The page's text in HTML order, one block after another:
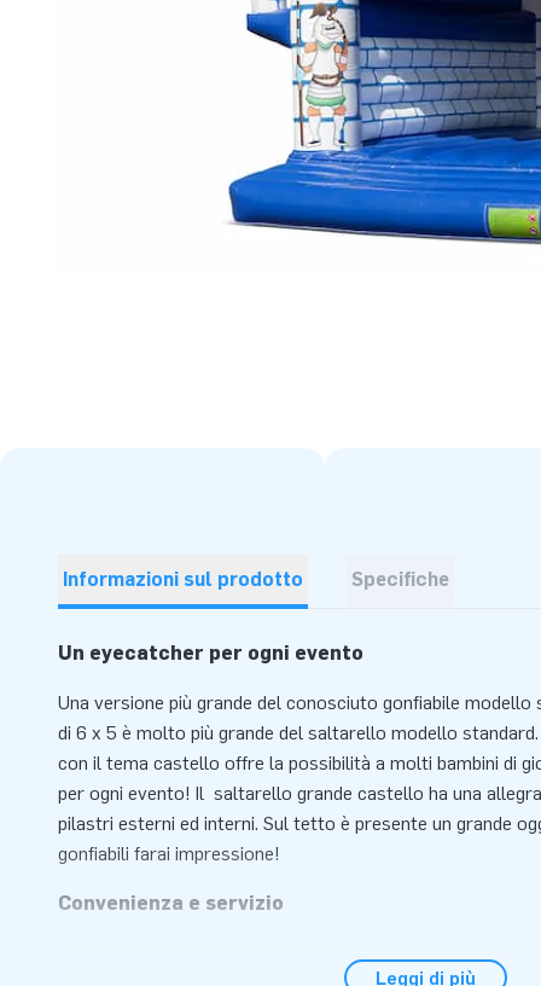
Informazioni sul prodotto Specifiche
Un eyecatcher per ogni evento
Una versione più grande del conosciuto gonfiabile modello
di 6 x 5 è molto più grande del saltarello modello
con il tema castello offre la possibilità a molti bambini di
per ogni evento! Il saltarello grande castello ha una
pilastri esterni ed interni. Sul tetto è presente un grande
gonfiabili farai impressione!
Convenienza e servizio
Il saltarello castello si gonfia entro 10 minuti. Questo
Leggi di più